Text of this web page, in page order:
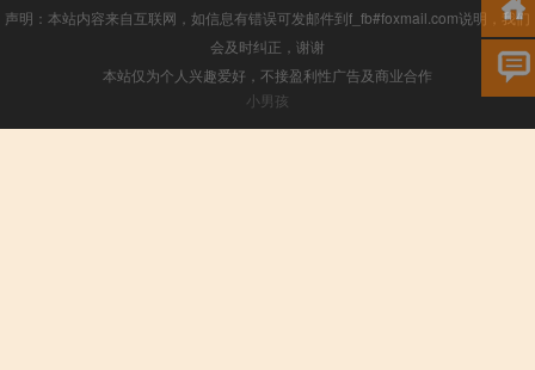
声明：本站内容来自互联网，如信息有错误可发邮件到f_fb#foxmail.com说明，我们
会及时纠正，谢谢
本站仅为个人兴趣爱好，不接盈利性广告及商业合作
小男孩